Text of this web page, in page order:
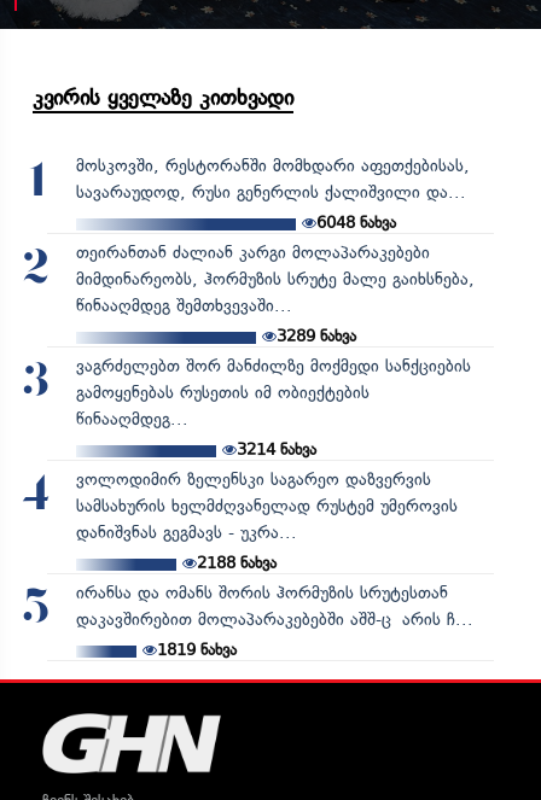
კვირის ყველაზე კითხვადი
1
მოსკოვში, რესტორანში მომხდარი აფეთქებისას,
სავარაუდოდ, რუსი გენერლის ქალიშვილი და...
6048 ნახვა
2
თეირანთან ძალიან კარგი მოლაპარაკებები
მიმდინარეობს, ჰორმუზის სრუტე მალე გაიხსნება,
წინააღმდეგ შემთხვევაში...
3289ნახვა
3
ვაგრძელებთ შორ მანძილზე მოქმედი სანქციების
გამოყენებას რუსეთის იმ ობიექტების
წინააღმდეგ...
3214ნახვა
4
ვოლოდიმირ ზელენსკი საგარეო დაზვერვის
სამსახურის ხელმძღვანელად რუსტემ უმეროვის
დანიშვნას გეგმავს - უკრა...
2188ნახვა
5
ირანსა და ომანს შორის ჰორმუზის სრუტესთან
დაკავშირებით მოლაპარაკებებში აშშ-ც არის ჩ...
1819ნახვა